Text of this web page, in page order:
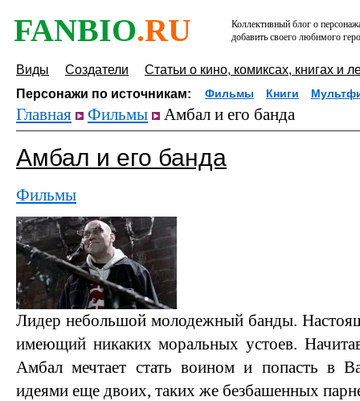
FANBIO.RU
Коллективный блог о
добавить своего любимого
Виды Создатели
Статьи о кино, комиксах, книгах и
Персонажи по источникам:
Фильмы Книги
Главная Фильмы Амбал и его банда
Амбал и его банда
Фильмы
Лидер небольшой молодежный банды.
имеющий никаких моральных устоев.
Амбал мечтает стать воином и попасть в
идеями еще двоих, таких же безбашенных